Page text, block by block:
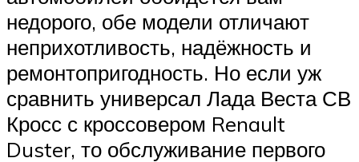
недорого, обе модели отличают
неприхотливость, надёжность и
ремонтопригодность. Но если уж
сравнить универсал Лада Веста СВ
Кросс с кроссовером Renault
Duster, то обслуживание первого